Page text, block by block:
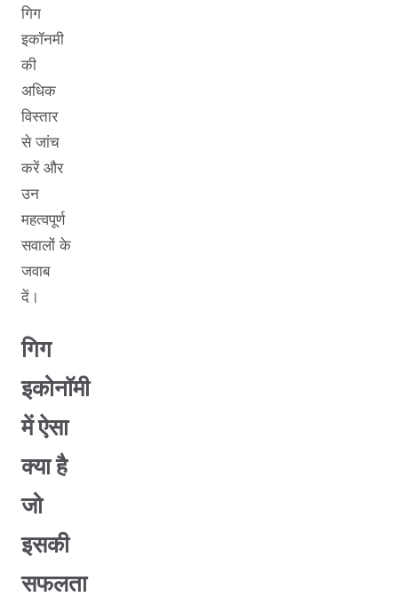
गिग
इकॉनमी
की
अधिक
विस्तार
से जांच
करें और
उन
महत्वपूर्ण
सवालों के
जवाब
दें।
गिग
इकोनॉमी
में ऐसा
क्या है
जो
इसकी
सफलता